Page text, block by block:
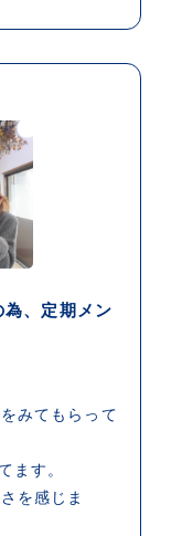
為、定期メン
みてもらって
ます。
を感じま